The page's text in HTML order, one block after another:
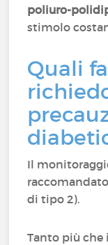
poliuro-
stimolo
Quali
Il
di tipo 2).
Tanto più